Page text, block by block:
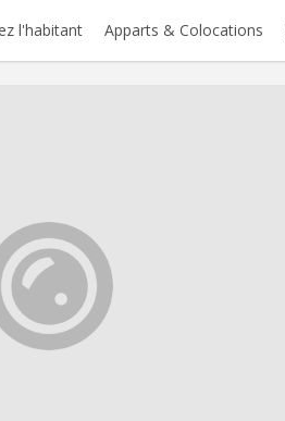
l'habitant Apparts & Colocations